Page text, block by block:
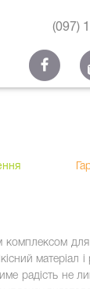
(097)
комплексом
матеріал
радість не